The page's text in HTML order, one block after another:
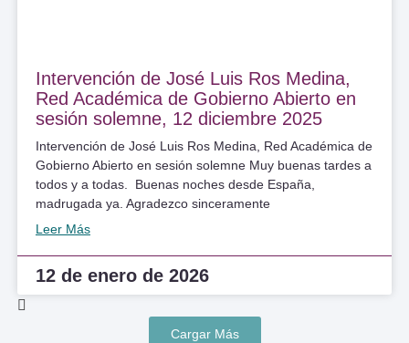
Intervención de José Luis Ros Medina,
Red Académica de Gobierno Abierto en
sesión solemne, 12 diciembre 2025
Intervención de José Luis Ros Medina, Red Académica de
Gobierno Abierto en sesión solemne Muy buenas tardes a
todos y a todas. Buenas noches desde España,
madrugada ya. Agradezco sinceramente
Leer Más
12 de enero de 2026
Cargar Más